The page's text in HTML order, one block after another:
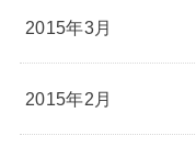
2015年3月
2015年2月